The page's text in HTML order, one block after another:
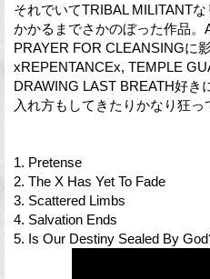
それでいてTRIBAL MILITANT
かかるまでさかのぼった作品
PRAYER FOR CLEANSINGに
xREPENTANCEx, TEMPLE
DRAWING LAST BREATH好
入れ方もしてきたりかなり狂っ
1. Pretense
2. The X Has Yet To Fade
3. Scattered Limbs
4. Salvation Ends
5. Is Our Destiny Sealed By